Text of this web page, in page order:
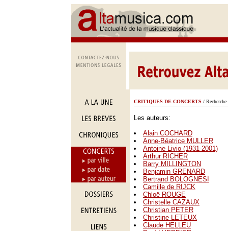
CRITIQUES DE CONCERTS / Recherche
Les auteurs:
Alain COCHARD
Anne-Béatrice MULLER
Antoine Livio (1931-2001)
Arthur RICHER
Barry MILLINGTON
Benjamin GRENARD
Bertrand BOLOGNESI
Camille de RIJCK
Chloë ROUGE
Christelle CAZAUX
Christian PETER
Christine LETEUX
Claude HELLEU